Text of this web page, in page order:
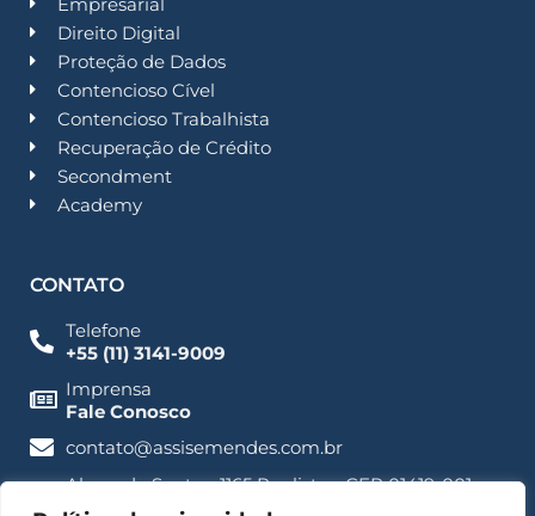
Direito Digital
Proteção de Dados
Contencioso Cível
Contencioso Trabalhista
Recuperação de Crédito
Secondment
Academy
CONTATO
Telefone
+55 (11) 3141-9009
Imprensa
Fale Conosco
contato@assisemendes.com.br
Alameda Santos, 1165 Paulista - CEP 01419-001 -
SP